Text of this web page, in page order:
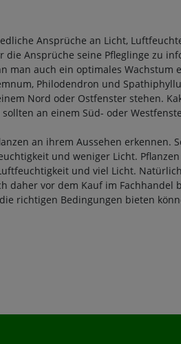
Ansprüche an Licht,
die Ansprüche seine Pfleglinge zu
man auch ein optimales Wachstum
Philodendron und
Nord oder Ostfenster stehen.
an einem Süd- oder
an ihrem Aussehen erkennen.
und weniger Licht.
und viel Licht.
daher vor dem Kauf im Fachhandel
richtigen Bedingungen bieten